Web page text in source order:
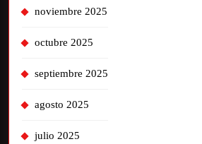
noviembre 2025
octubre 2025
septiembre 2025
agosto 2025
julio 2025